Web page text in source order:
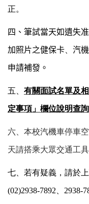
正。
四、筆試當天如遺失
加照片之健保卡 汽
申請補發。
五、 有關面試名單及
定事項」欄位說明查詢
六、本校汽機車停車
天請搭乘大眾交通工具
七、若有疑義，請於
(02)2938-7892、2938-